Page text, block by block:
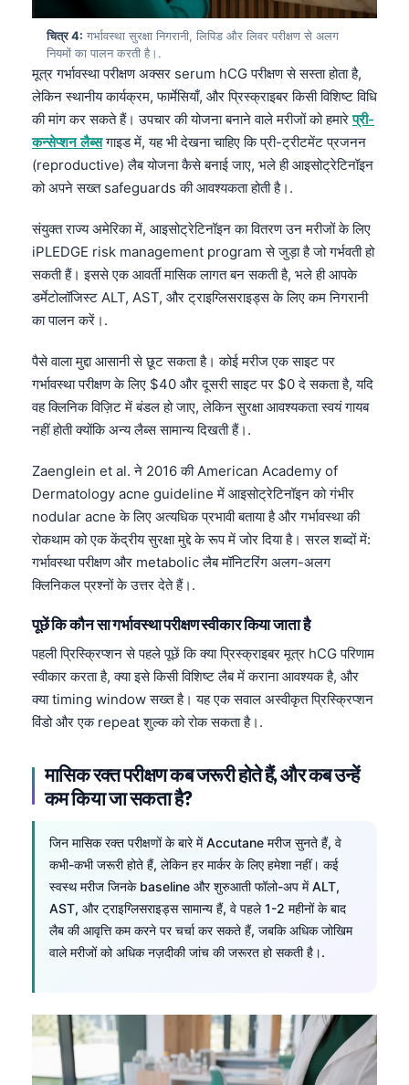
चित्र 4: गर्भावस्था सुरक्षा निगरानी, लिपिड और लिवर परीक्षण से अलग
नियमों का पालन करती है।.
मूत्र गर्भावस्था परीक्षण अक्सर serum hCG परीक्षण से सस्ता होता है,
लेकिन स्थानीय कार्यक्रम, फार्मेसियाँ, और प्रिस्क्राइबर किसी विशिष्ट विधि
की मांग कर सकते हैं। उपचार की योजना बनाने वाले मरीजों को हमारेप्री-
कन्सेप्शन लैब्सगाइड में, यह भी देखना चाहिए कि प्री-ट्रीटमेंट प्रजनन
(reproductive) लैब योजना कैसे बनाई जाए, भले ही आइसोट्रेटिनॉइन
को अपने सख्त safeguards की आवश्यकता होती है।.
संयुक्त राज्य अमेरिका में, आइसोट्रेटिनॉइन का वितरण उन मरीजों के लिए
iPLEDGE risk management program से जुड़ा है जो गर्भवती हो
सकती हैं। इससे एक आवर्ती मासिक लागत बन सकती है, भले ही आपके
डर्मेटोलॉजिस्ट ALT, AST, और ट्राइग्लिसराइड्स के लिए कम निगरानी
का पालन करें।.
पैसे वाला मुद्दा आसानी से छूट सकता है। कोई मरीज एक साइट पर
गर्भावस्था परीक्षण के लिए $40 और दूसरी साइट पर $0 दे सकता है, यदि
वह क्लिनिक विज़िट में बंडल हो जाए, लेकिन सुरक्षा आवश्यकता स्वयं गायब
नहीं होती क्योंकि अन्य लैब्स सामान्य दिखती हैं।.
Zaenglein et al. ने 2016 की American Academy of
Dermatology acne guideline में आइसोट्रेटिनॉइन को गंभीर
nodular acne के लिए अत्यधिक प्रभावी बताया है और गर्भावस्था की
रोकथाम को एक केंद्रीय सुरक्षा मुद्दे के रूप में जोर दिया है। सरल शब्दों में:
गर्भावस्था परीक्षण और metabolic लैब मॉनिटरिंग अलग-अलग
क्लिनिकल प्रश्नों के उत्तर देते हैं।.
पूछें कि कौन सा गर्भावस्था परीक्षण स्वीकार किया जाता है
पहली प्रिस्क्रिप्शन से पहले पूछें कि क्या प्रिस्क्राइबर मूत्र hCG परिणाम
स्वीकार करता है, क्या इसे किसी विशिष्ट लैब में कराना आवश्यक है, और
क्या timing window सख्त है। यह एक सवाल अस्वीकृत प्रिस्क्रिप्शन
विंडो और एक repeat शुल्क को रोक सकता है।.
मासिक रक्त परीक्षण कब जरूरी होते हैं, और कब उन्हें
कम किया जा सकता है?
जिन मासिक रक्त परीक्षणों के बारे में Accutane मरीज सुनते हैं, वे
कभी-कभी जरूरी होते हैं, लेकिन हर मार्कर के लिए हमेशा नहीं। कई
स्वस्थ मरीज जिनके baseline और शुरुआती फॉलो-अप में ALT,
AST, और ट्राइग्लिसराइड्स सामान्य हैं, वे पहले 1-2 महीनों के बाद
लैब की आवृत्ति कम करने पर चर्चा कर सकते हैं, जबकि अधिक जोखिम
वाले मरीजों को अधिक नज़दीकी जांच की जरूरत हो सकती है।.